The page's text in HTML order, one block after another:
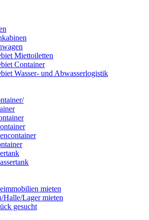
Miettoiletten
Container
Wasser- und Abwasserlogistik
mieten
Halle/Lager mieten
gesucht